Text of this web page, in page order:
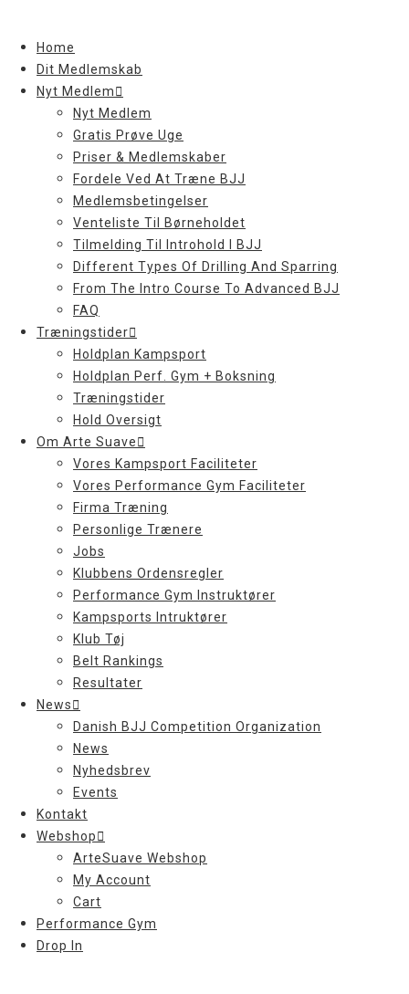
contentHome
Dit Medlemskab
Nyt Medlem
Nyt Medlem
Gratis Prøve Uge
Priser & Medlemskaber
Fordele Ved At Træne BJJ
Medlemsbetingelser
Venteliste Til Børneholdet
Tilmelding Til Introhold I BJJ
Different Types Of Drilling And Sparring
From The Intro Course To Advanced BJJ
FAQ
Træningstider
Holdplan Kampsport
Holdplan Perf. Gym + Boksning
Træningstider
Hold Oversigt
Om Arte Suave
Vores Kampsport Faciliteter
Vores Performance Gym Faciliteter
Firma Træning
Personlige Trænere
Jobs
Klubbens Ordensregler
Performance Gym Instruktører
Kampsports Intruktører
Klub Tøj
Belt Rankings
Resultater
News
Danish BJJ Competition Organization
News
Nyhedsbrev
Events
Kontakt
Webshop
ArteSuave Webshop
My Account
Cart
Performance Gym
Drop In